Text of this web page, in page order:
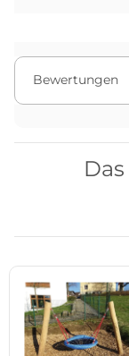
Bewertungen